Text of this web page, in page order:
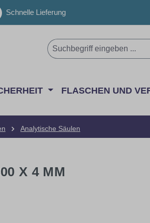
Schnelle Lieferung
FLASCHEN UND
Analytische Säulen
X 4 MM